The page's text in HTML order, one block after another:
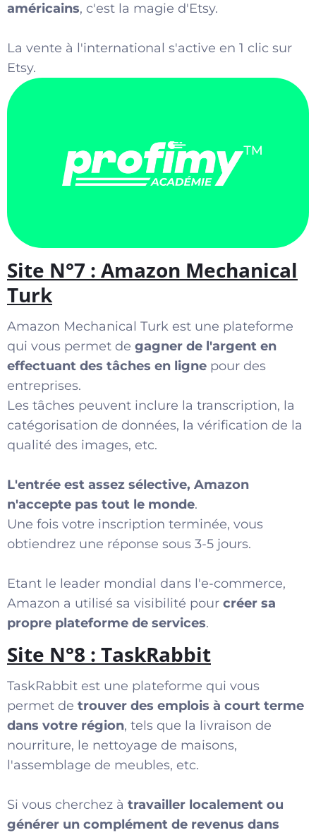
américains, c'est la magie d'Etsy.
La vente à l'international s'active en 1 clic sur
Etsy.
Site N°7 : Amazon Mechanical
Turk
Amazon Mechanical Turk est une plateforme
qui vous permet de gagner de l'argent en
effectuant des tâches en ligne pour des
entreprises.
Les tâches peuvent inclure la transcription, la
catégorisation de données, la vérification de la
qualité des images, etc.
L'entrée est assez sélective, Amazon
n'accepte pas tout le monde.
Une fois votre inscription terminée, vous
obtiendrez une réponse sous 3-5 jours.
Etant le leader mondial dans l'e-commerce,
Amazon a utilisé sa visibilité pour créer sa
propre plateforme de services.
Site N°8 : TaskRabbit
TaskRabbit est une plateforme qui vous
permet de trouver des emplois à court terme
dans votre région, tels que la livraison de
nourriture, le nettoyage de maisons,
l'assemblage de meubles, etc.
Si vous cherchez à travailler localement ou
générer un complément de revenus dans